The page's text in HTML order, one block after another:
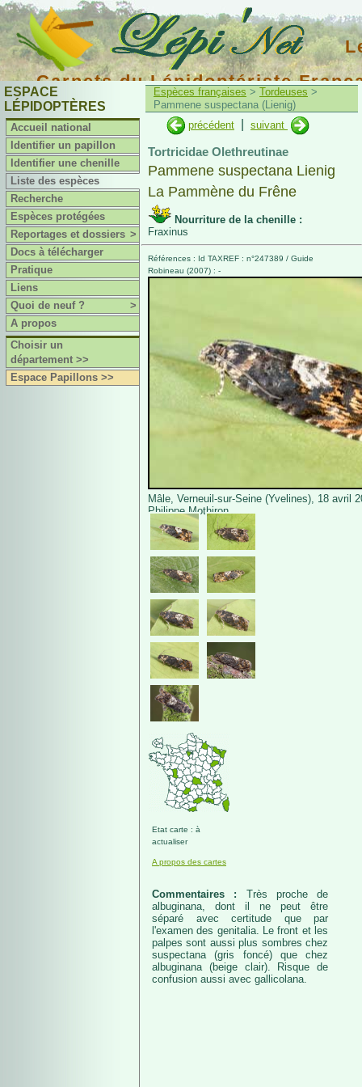
Carnets du Lépidoptériste
ESPACE
LÉPIDOPTÈRES
Accueil national
Identifier un papillon
Identifier une chenille
Liste des espèces
Recherche
Espèces protégées
Reportages et dossiers >
Docs à télécharger
Pratique
Liens
Quoi de neuf ?
>
A propos
Choisir un
département >>
Espace Papillons >>
Espèces françaises > Tordeuses >
Pammene suspectana (Lienig)
précédent
suivant
Tortricidae Olethreutinae
Pammene suspectana Lienig
La Pammène du Frêne
Nourriture de la chenille :
Fraxinus
Références : Id TAXREF : n°247389 / Guide
Robineau (2007) : -
Mâle, Verneuil-sur-Seine (Yvelines), 18 avril
Philippe Mothiron.
Etat carte : à
actualiser
A propos des cartes
Commentaires : Très proche de
albuginana, dont il ne peut être
séparé avec certitude que par
l'examen des genitalia. Le front et les
palpes sont aussi plus sombres chez
suspectana (gris foncé) que chez
albuginana (beige clair). Risque de
confusion aussi avec gallicolana.